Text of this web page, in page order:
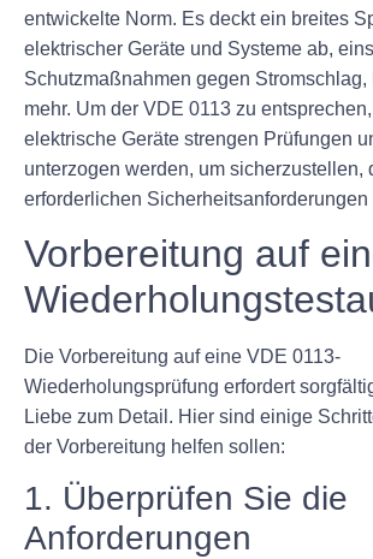
entwickelte Norm. Es deckt ein breites
elektrischer Geräte und Systeme ab,
Schutzmaßnahmen gegen Stromschlag,
mehr. Um der VDE 0113 zu
elektrische Geräte strengen Prüfungen
unterzogen werden, um sicherzustellen,
erforderlichen Sicherheitsanforderungen
Vorbereitung auf
Die Vorbereitung auf eine VDE 0113-
Wiederholungsprüfung erfordert
Liebe zum Detail. Hier sind einige
der Vorbereitung helfen sollen:
1. Überprüfen Sie die
Anforderungen